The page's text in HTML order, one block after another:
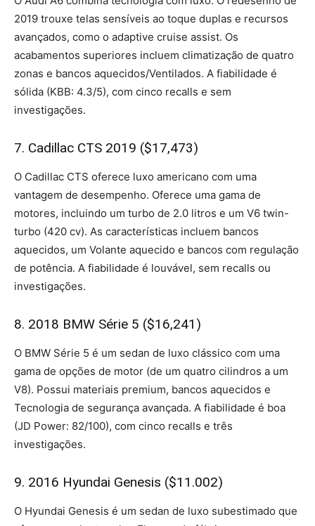
2019 trouxe telas sensíveis ao toque duplas e recursos
avançados, como o adaptive cruise assist. Os
acabamentos superiores incluem climatização de quatro
zonas e bancos aquecidos/Ventilados. A fiabilidade é
sólida (KBB: 4.3/5), com cinco recalls e sem
investigações.
7. Cadillac CTS 2019 ($17,473)
O Cadillac CTS oferece luxo americano com uma
vantagem de desempenho. Oferece uma gama de
motores, incluindo um turbo de 2.0 litros e um V6 twin-
turbo (420 cv). As características incluem bancos
aquecidos, um Volante aquecido e bancos com regulação
de potência. A fiabilidade é louvável, sem recalls ou
investigações.
8. 2018 BMW Série 5 ($16,241)
O BMW Série 5 é um sedan de luxo clássico com uma
gama de opções de motor (de um quatro cilindros a um
V8). Possui materiais premium, bancos aquecidos e
Tecnologia de segurança avançada. A fiabilidade é boa
(JD Power: 82/100), com cinco recalls e três
investigações.
9. 2016 Hyundai Genesis ($11.002)
O Hyundai Genesis é um sedan de luxo subestimado que